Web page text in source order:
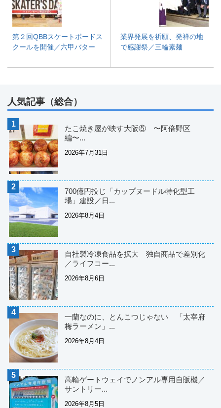
第２回QBBスケートボードス
クールを開催／六甲バター
業界発展を祈願、発祥の地
で感謝祭／三輪素麺
人気記事（総合）
たこ焼き屋が映す大阪⑤ 〜阿倍野区
編〜...
2026年7月31日
700億円投じ「カップヌードル特化型工
場」建設／日...
2026年8月4日
自社製冷凍食品を拡大 独自商品で差別化
／ライフコー...
2026年8月6日
一蘭なのに、とんこつじゃない 「太宰府
梅ラーメン」...
2026年8月4日
高輪ゲートウェイでノンアル専用自販機／
サントリー...
2026年8月5日